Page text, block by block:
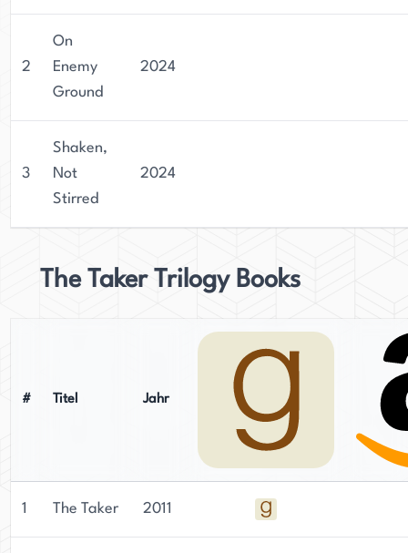
2
On
Enemy
Ground
2024
3
Shaken,
Not
Stirred
2024
The Taker Trilogy Books
# Titel Jahr
1 The Taker 2011